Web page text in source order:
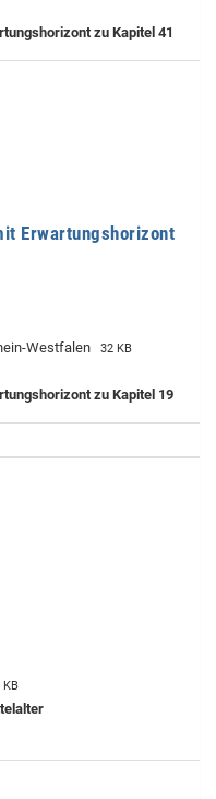
zu Kapitel 41
Erwartungshorizont
Westfalen 32 KB
zu Kapitel 19
KB